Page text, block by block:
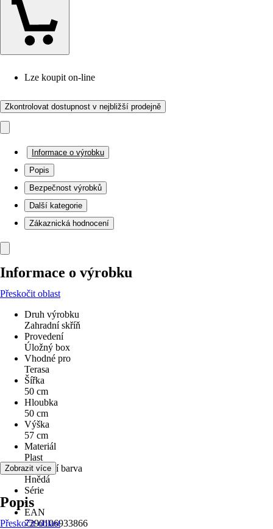
Lze koupit on-line
Zkontrolovat dostupnost v nejbližší prodejně
Informace o výrobku
Popis
Bezpečnost výrobků
Další kategorie
Zákaznická hodnocení
Informace o výrobku
Přeskočit oblast
Druh výrobku
Zahradní skříň
Provedení
Úložný box
Vhodné pro
Terasa
Šířka
50 cm
Hloubka
50 cm
Výška
57 cm
Materiál
Plast
Základní barva
Hnědá
Série
-
EAN
7290106933866
Zobrazit více
Popis
Přeskočit oblast